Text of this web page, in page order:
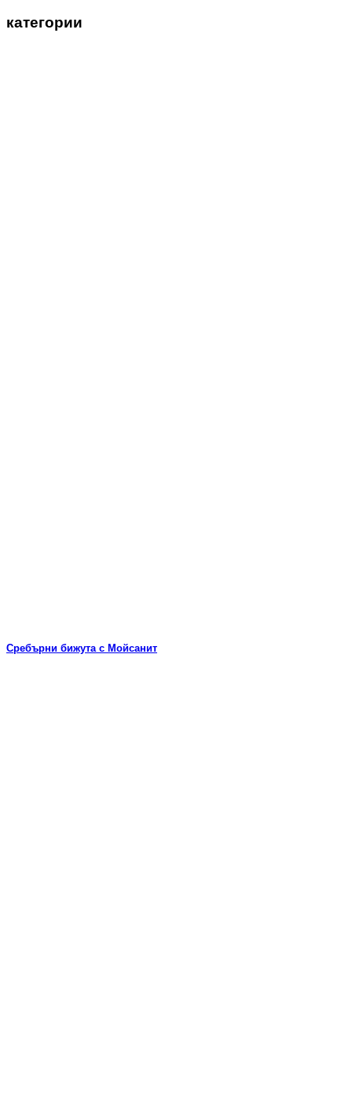
категории
Сребърни бижута с Мойсанит